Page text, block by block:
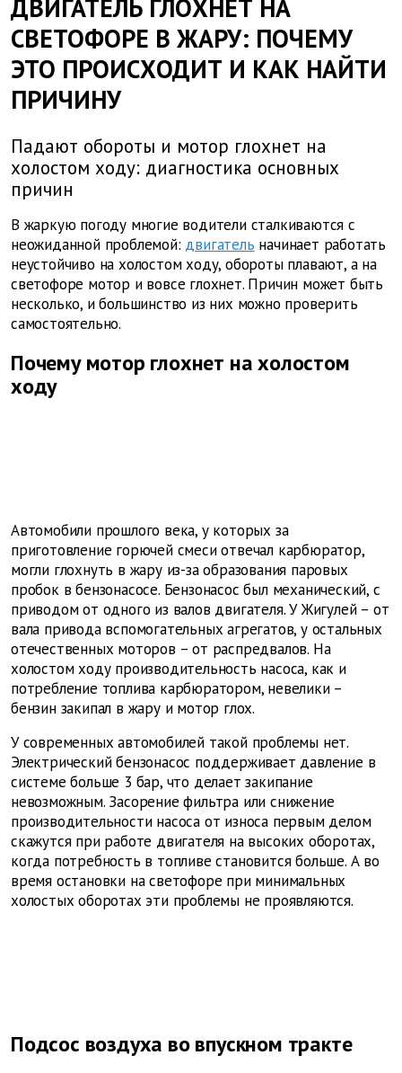
ДВИГАТЕЛЬ ГЛОХНЕТ НА
СВЕТОФОРЕ В ЖАРУ: ПОЧЕМУ
ЭТО ПРОИСХОДИТ И КАК НАЙТИ
ПРИЧИНУ
Падают обороты и мотор глохнет на
холостом ходу: диагностика основных
причин
В жаркую погоду многие водители сталкиваются с
неожиданной проблемой: двигатель начинает работать
неустойчиво на холостом ходу, обороты плавают, а на
светофоре мотор и вовсе глохнет. Причин может быть
несколько, и большинство из них можно проверить
самостоятельно.
Почему мотор глохнет на холостом
ходу
Автомобили прошлого века, у которых за
приготовление горючей смеси отвечал карбюратор,
могли глохнуть в жару из-за образования паровых
пробок в бензонасосе. Бензонасос был механический, с
приводом от одного из валов двигателя. У Жигулей – от
вала привода вспомогательных агрегатов, у остальных
отечественных моторов – от распредвалов. На
холостом ходу производительность насоса, как и
потребление топлива карбюратором, невелики –
бензин закипал в жару и мотор глох.
У современных автомобилей такой проблемы нет.
Электрический бензонасос поддерживает давление в
системе больше 3 бар, что делает закипание
невозможным. Засорение фильтра или снижение
производительности насоса от износа первым делом
скажутся при работе двигателя на высоких оборотах,
когда потребность в топливе становится больше. А во
время остановки на светофоре при минимальных
холостых оборотах эти проблемы не проявляются.
Подсос воздуха во впускном тракте